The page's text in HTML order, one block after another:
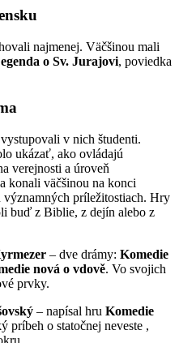
najmenej. Väčšinou mali
o Sv. Jurajovi, poviedka
v nich študenti.
ukázať, ako ovládajú
verejnosti a úroveň
konali väčšinou na konci
príležitostiach. Hry
buď z Biblie, z dejín alebo z
– dve drámy: Komedie
nová o vdově. Vo svojich
prvky.
– napísal hru Komedie
príbeh o statočnej neveste ,